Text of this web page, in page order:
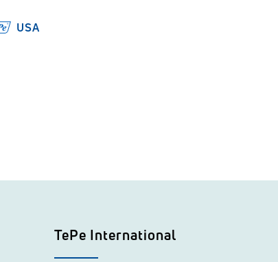
USA
TePe International